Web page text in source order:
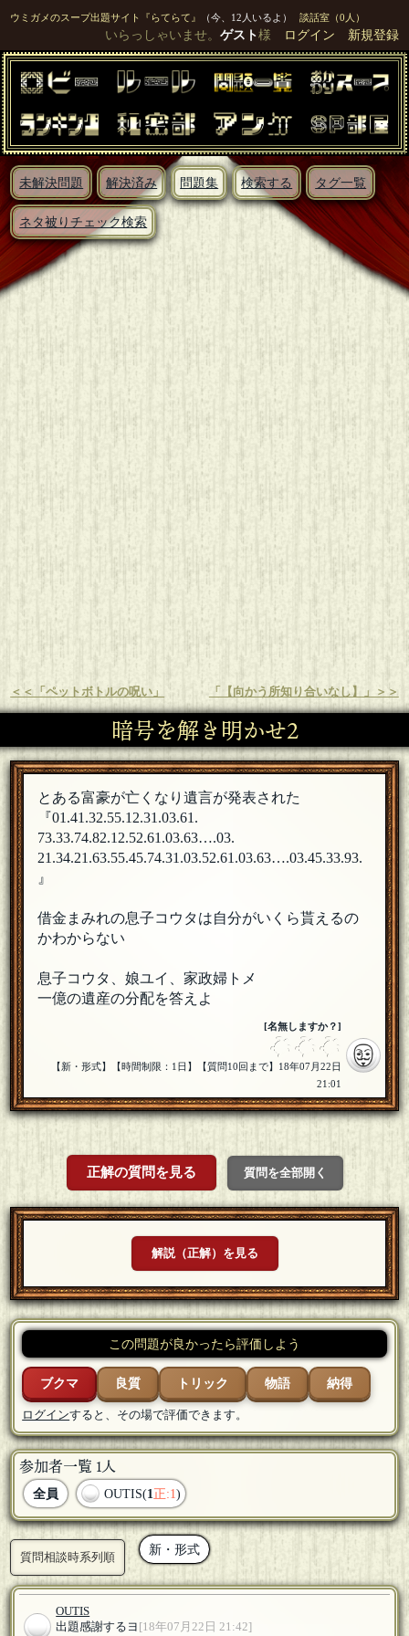
ウミガメのスープ出題サイト『らてらて』 （今、12人いるよ） 談話室（0人）
いらっしゃいませ。 ゲスト様 ログイン 新規登録
未解決問題 解決済み 問題集 検索する タグ一覧
ネタ被りチェック検索
＜＜「ペットボトルの呪い」 「【向かう所知り合いなし】」＞＞
暗号を解き明かせ2
とある富豪が亡くなり遺言が発表された
『01.41.32.55.12.31.03.61.
73.33.74.82.12.52.61.03.63….03.
21.34.21.63.55.45.74.31.03.52.61.03.63….03.45.33.93.
』
借金まみれの息子コウタは自分がいくら貰えるの
かわからない
息子コウタ、娘ユイ、家政婦トメ
一億の遺産の分配を答えよ
[名無しますか？]
【新・形式】【時間制限：1日】【質問10回まで】18年07月22日
21:01
正解の質問を見る 質問を全部開く
解説（正解）を見る
この問題が良かったら評価しよう
ブクマ 良質 トリック 物語 納得
ログインすると、その場で評価できます。
参加者一覧 1人
全員 OUTIS(1正:1)
質問相談時系列順
新・形式
OUTIS
出題感謝するヨ [18年07月22日 21:42]